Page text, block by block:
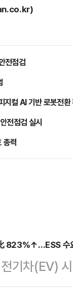
전점검
컬 AI 기반 로봇전환
전점검 실시
총력
823%↑…ESS 수
기차(EV)
수요